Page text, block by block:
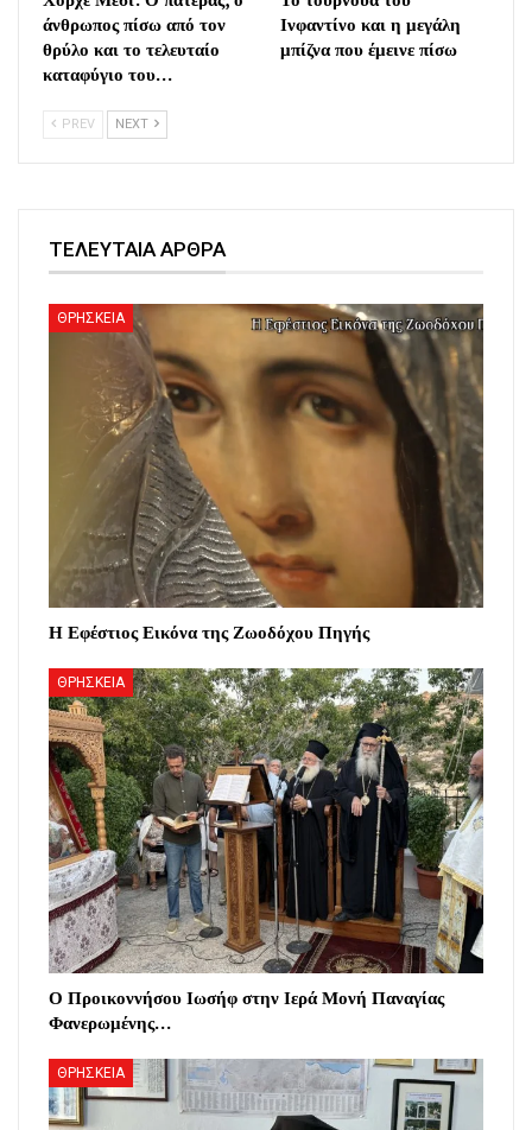
άνθρωπος πίσω από τον
θρύλο και το τελευταίο
καταφύγιο του…
Ινφαντίνο και η μεγάλη
μπίζνα που έμεινε πίσω
PREV NEXT
ΤΕΛΕΥΤΑΙΑ ΑΡΘΡΑ
ΘΡΗΣΚΕΙΑ
Η Εφέστιος Εικόνα της Ζωοδόχου Πηγής
ΘΡΗΣΚΕΙΑ
Ο Προικοννήσου Ιωσήφ στην Ιερά Μονή Παναγίας
Φανερωμένης…
ΘΡΗΣΚΕΙΑ